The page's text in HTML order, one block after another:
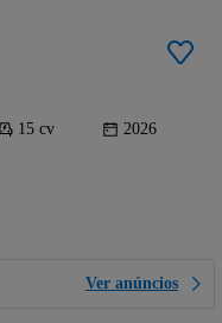
15 cv 2026
Ver anúncios